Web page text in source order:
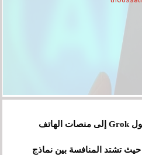
لقد كنا ننتظر بفارغ الصبر وصول Grok إلى منصات الهاتف
تشتد المنافسة بين نماذج